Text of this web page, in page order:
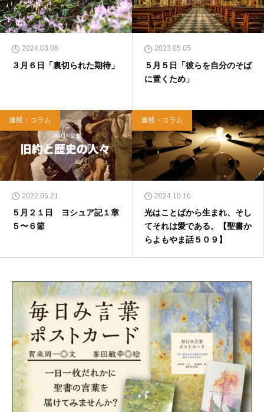
ef="https://amzn.to/376F9aC">『ふっと心がラ
クになる 眠れぬ夜の聖書のことば』（大和書
房）</a>２０２２年３月１５日発売。
2024.03.06
３月６日「裏切られた期待」
2023.05.05
５月５日「彼らを自分のそば
に置くため」
連載・コラム
2022.05.21
５月２１日 ヨシュア記１章
５〜６節
連載・コラム
2024.10.16
光はことばから生まれ、そし
てそれは愛である。【聖書か
らよもやま話５０９】